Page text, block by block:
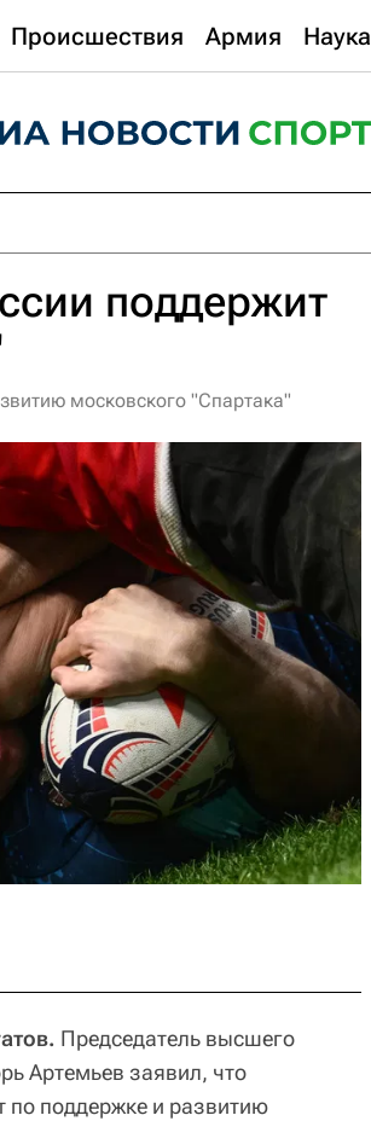
Происшествия Армия Наука
поддержит
московского "Спартака"
Председатель высшего
Артемьев заявил, что
по поддержке и развитию